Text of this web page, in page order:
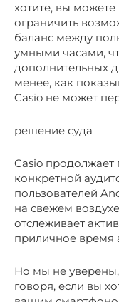
хотите, вы можете
ограничить
баланс между
умными часами,
дополнительных
менее, как
Casio не может
решение суда
Casio продолжает
конкретной
пользователей
на свежем
отслеживает
приличное время
Но мы не уверены,
говоря, если вы